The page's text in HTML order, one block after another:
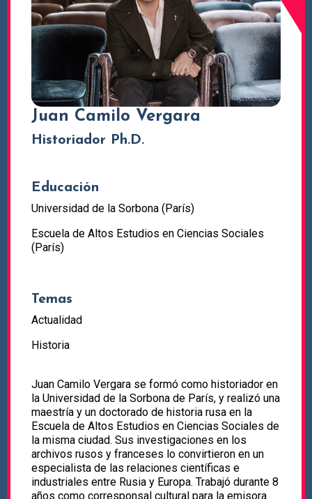
Juan Camilo Vergara
Historiador Ph.D.
Educación
Universidad de la Sorbona (París)
Escuela de Altos Estudios en Ciencias Sociales
(París)
Temas
Actualidad
Historia
Juan Camilo Vergara se formó como historiador en
la Universidad de la Sorbona de París, y realizó una
maestría y un doctorado de historia rusa en la
Escuela de Altos Estudios en Ciencias Sociales de
la misma ciudad. Sus investigaciones en los
archivos rusos y franceses lo convirtieron en un
especialista de las relaciones científicas e
industriales entre Rusia y Europa. Trabajó durante 8
años como corresponsal cultural para la emisora